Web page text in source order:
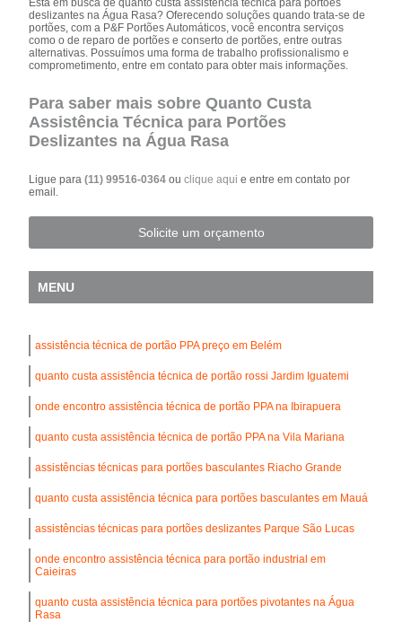
deslizantes na Água Rasa? Oferecendo soluções quando trata-se de
portões, com a P&F Portões Automáticos, você encontra serviços
como o de reparo de portões e conserto de portões, entre outras
alternativas. Possuímos uma forma de trabalho profissionalismo e
comprometimento, entre em contato para obter mais informações.
Para saber mais sobre Quanto Custa
Assistência Técnica para Portões
Deslizantes na Água Rasa
Ligue para(11) 99516-0364ouclique aqui e entre em contato por
email.
Solicite um orçamento
MENU
assistência técnica de portão PPA preço em Belém
quanto custa assistência técnica de portão rossi Jardim Iguatemi
onde encontro assistência técnica de portão PPA na Ibirapuera
quanto custa assistência técnica de portão PPA na Vila Mariana
assistências técnicas para portões basculantes Riacho Grande
quanto custa assistência técnica para portões basculantes em Mauá
assistências técnicas para portões deslizantes Parque São Lucas
onde encontro assistência técnica para portão industrial em
Caieiras
quanto custa assistência técnica para portões pivotantes na Água
Rasa